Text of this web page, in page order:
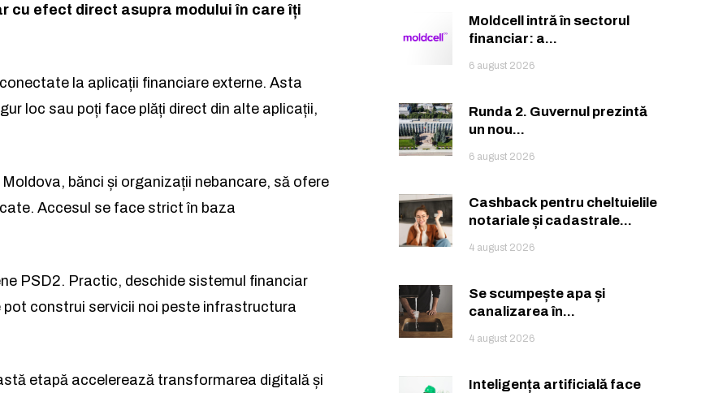
Abonează-te la newsletterul The List și citește știrile altfel.
Politica de confidențialitate
Abonează-te la newsletterul The List și citește știrile altfel.
Politica de confidențialitate
Rămâi conectat la lumea
și a ideilor care inspiră.
citește știrile altfel.
cu efect direct asupra modului în care îți
la aplicații financiare externe. Asta
loc sau poți face plăți direct din alte aplicații,
bănci și organizații nebancare, să ofere
Accesul se face strict în baza
PSD2. Practic, deschide sistemul financiar
construi servicii noi peste infrastructura
etapă accelerează transformarea digitală și
Moldcell intră în sectorul
financiar: a...
6 august 2026
Runda 2. Guvernul prezintă
un nou...
6 august 2026
Cashback pentru cheltuielile
notariale și cadastrale...
4 august 2026
Se scumpește apa și
canalizarea în...
4 august 2026
Inteligența artificială face